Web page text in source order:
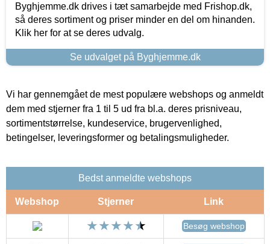
Byghjemme.dk drives i tæt samarbejde med Frishop.dk,
så deres sortiment og priser minder en del om hinanden.
Klik her for at se deres udvalg.
Se udvalget på Byghjemme.dk
Vi har gennemgået de mest populære webshops og anmeldt
dem med stjerner fra 1 til 5 ud fra bl.a. deres prisniveau,
sortimentstørrelse, kundeservice, brugervenlighed,
betingelser, leveringsformer og betalingsmuligheder.
Bedst anmeldte webshops
Webshop Stjerner Link
Besøg webshop